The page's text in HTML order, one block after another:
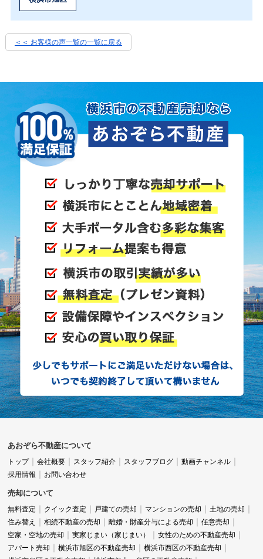
＜＜ お客様の声一覧の一覧に戻る
あおぞら不動産について
トップ 会社概要 スタッフ紹介 スタッフブログ
動画チャンネル
採用情報
お問い合わせ
売却について
無料査定 クイック査定 戸建ての売却 マンションの売却
土地の売却
住み替え
相続不動産の売却 離婚・財産分与による売却
任意売却
空家・空地の売却
実家じまい（家じまい）
女性のための不動産売却
アパート売却
横浜市旭区の不動産売却
横浜市西区の不動産売却